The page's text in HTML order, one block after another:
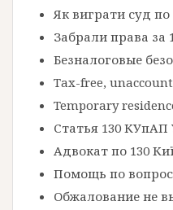
Як виграти суд по
Забрали права за
Безналоговые
Tax-free,
Temporary
Статья 130
Адвокат по 130
Помощь по
Обжалование не